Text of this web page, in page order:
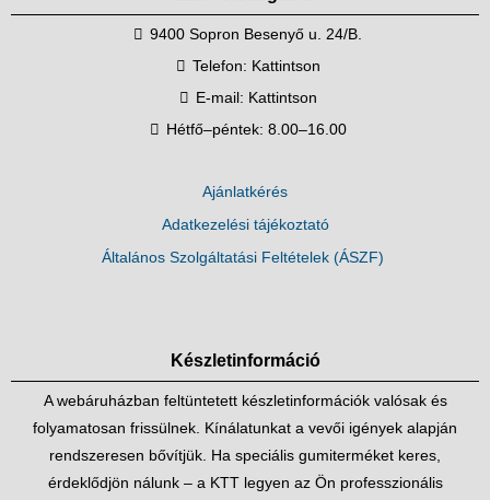
9400 Sopron Besenyő u. 24/B.
Telefon: Kattintson
E-mail: Kattintson
Hétfő–péntek: 8.00–16.00
Ajánlatkérés
Adatkezelési tájékoztató
Általános Szolgáltatási Feltételek (ÁSZF)
Készletinformáció
A webáruházban feltüntetett készletinformációk valósak és
folyamatosan frissülnek. Kínálatunkat a vevői igények alapján
rendszeresen bővítjük. Ha speciális gumiterméket keres,
érdeklődjön nálunk – a KTT legyen az Ön professzionális